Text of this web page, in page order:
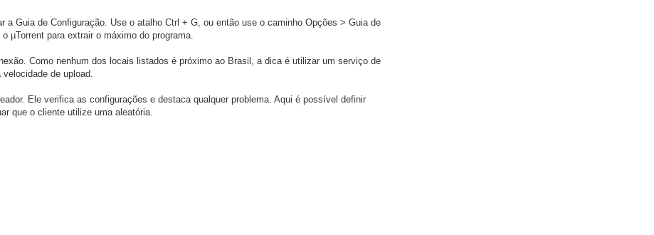
a Guia de Configuração. Use o atalho Ctrl + G, ou então use o caminho Opções > Guia de
µTorrent para extrair o máximo do programa.
Como nenhum dos locais listados é próximo ao Brasil, a dica é utilizar um serviço de
de upload.
Ele verifica as configurações e destaca qualquer problema. Aqui é possível definir
que o cliente utilize uma aleatória.